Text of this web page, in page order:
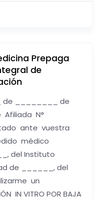
Prepaga
de
de ________ de
N°
ante vuestra
médico
del Instituto
de ______, del
un
IN VITRO POR BAJA